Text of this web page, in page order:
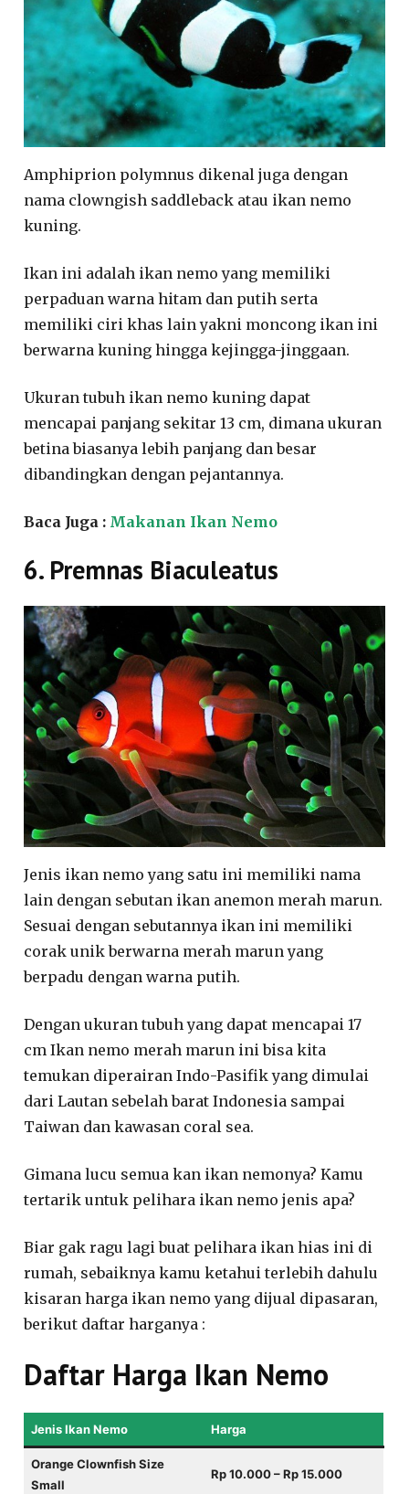
Amphiprion polymnus dikenal juga dengan
nama clowngish saddleback atau ikan nemo
kuning.
Ikan ini adalah ikan nemo yang memiliki
perpaduan warna hitam dan putih serta
memiliki ciri khas lain yakni moncong ikan ini
berwarna kuning hingga kejingga-jinggaan.
Ukuran tubuh ikan nemo kuning dapat
mencapai panjang sekitar 13 cm, dimana ukuran
betina biasanya lebih panjang dan besar
dibandingkan dengan pejantannya.
Baca Juga : Makanan Ikan Nemo
6. Premnas Biaculeatus
Jenis ikan nemo yang satu ini memiliki nama
lain dengan sebutan ikan anemon merah marun.
Sesuai dengan sebutannya ikan ini memiliki
corak unik berwarna merah marun yang
berpadu dengan warna putih.
Dengan ukuran tubuh yang dapat mencapai 17
cm Ikan nemo merah marun ini bisa kita
temukan diperairan Indo-Pasifik yang dimulai
dari Lautan sebelah barat Indonesia sampai
Taiwan dan kawasan coral sea.
Gimana lucu semua kan ikan nemonya? Kamu
tertarik untuk pelihara ikan nemo jenis apa?
Biar gak ragu lagi buat pelihara ikan hias ini di
rumah, sebaiknya kamu ketahui terlebih dahulu
kisaran harga ikan nemo yang dijual dipasaran,
berikut daftar harganya :
Daftar Harga Ikan Nemo
Jenis Ikan Nemo Harga
Orange Clownfish Size
Small
Rp 10.000 – Rp 15.000